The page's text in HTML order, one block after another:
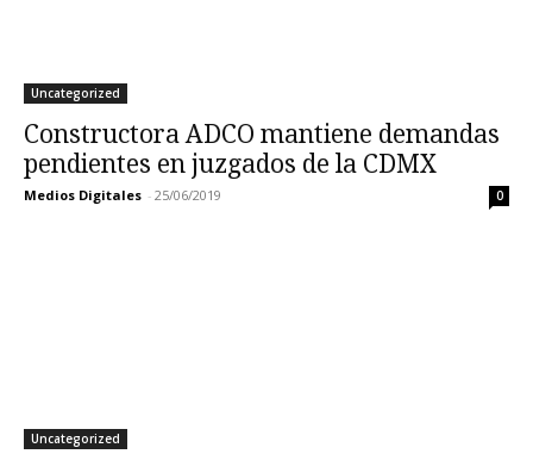
Uncategorized
Constructora ADCO mantiene demandas
pendientes en juzgados de la CDMX
Medios Digitales - 25/06/2019 0
Uncategorized